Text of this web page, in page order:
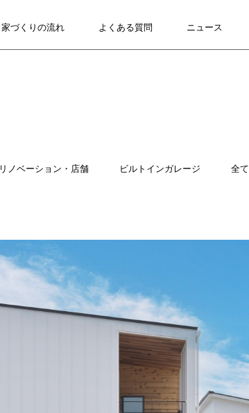
家づくりの流れ
FLOW よくある質問
FAQ ニュース
NEWS
リノベーション・店舗 ビルトインガレージ 全て